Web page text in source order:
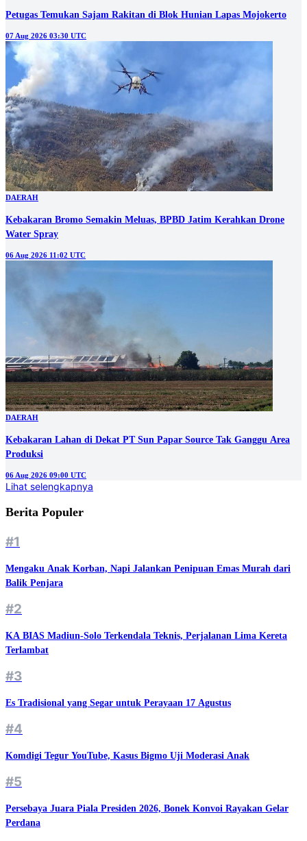
Petugas Temukan Sajam Rakitan di Blok Hunian Lapas Mojokerto
07 Aug 2026 03:30 UTC
DAERAH
Kebakaran Bromo Semakin Meluas, BPBD Jatim Kerahkan Drone
Water Spray
06 Aug 2026 11:02 UTC
DAERAH
Kebakaran Lahan di Dekat PT Sun Papar Source Tak Ganggu Area
Produksi
06 Aug 2026 09:00 UTC
Lihat selengkapnya
Berita Populer
#1
Mengaku Anak Korban, Napi Jalankan Penipuan Emas Murah dari
Balik Penjara
#2
KA BIAS Madiun-Solo Terkendala Teknis, Perjalanan Lima Kereta
Terlambat
#3
Es Tradisional yang Segar untuk Perayaan 17 Agustus
#4
Komdigi Tegur YouTube, Kasus Bigmo Uji Moderasi Anak
#5
Persebaya Juara Piala Presiden 2026, Bonek Konvoi Rayakan Gelar
Perdana